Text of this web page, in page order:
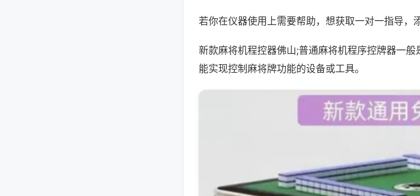
若你在仪器使用上需要帮助，想获取一对一指导，
新款麻将机程控器佛山;普通麻将机程序控牌器一
能实现控制麻将牌功能的设备或工具。